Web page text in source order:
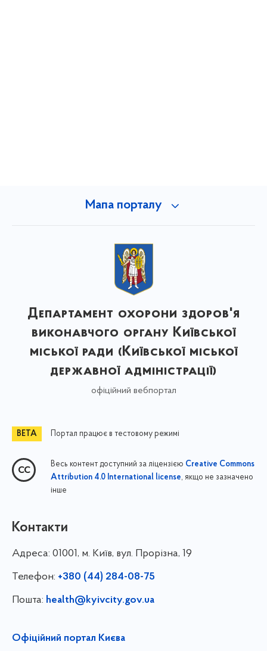
Мапа порталу
Департамент охорони здоров'я
виконавчого органу Київської
міської ради (Київської міської
державної адміністрації)
офіційний вебпортал
Портал працює в тестовому режимі
Весь контент доступний за ліцензією Creative Commons
Attribution 4.0 International license, якщо не зазначено
інше
Контакти
Адреса: 01001, м. Київ, вул. Прорізна, 19
Телефон: +380 (44) 284-08-75
Пошта: health@kyivcity.gov.ua
Офіційний портал Києва